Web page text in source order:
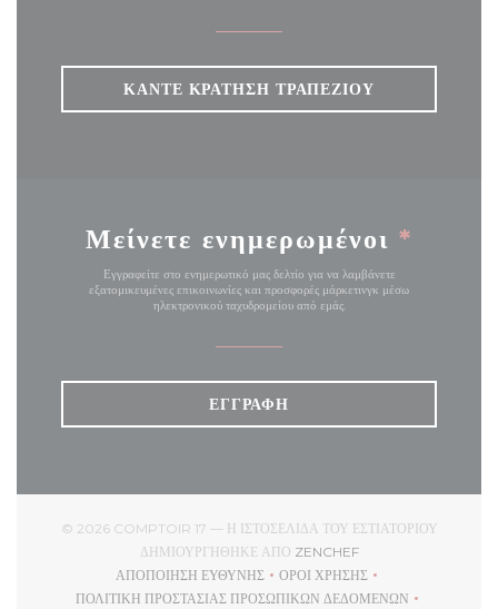
ΚΆΝΤΕ ΚΡΆΤΗΣΗ ΤΡΑΠΕΖΙΟΎ
Μείνετε ενημερωμένοι *
Εγγραφείτε στο ενημερωτικό μας δελτίο για να λαμβάνετε
εξατομικευμένες επικοινωνίες και προσφορές μάρκετινγκ μέσω
ηλεκτρονικού ταχυδρομείου από εμάς.
ΕΓΓΡΑΦΉ
© 2026 COMPTOIR 17 — Η ΙΣΤΟΣΕΛΊΔΑ ΤΟΥ ΕΣΤΙΑΤΟΡΊΟΥ
ΔΗΜΙΟΥΡΓΉΘΗΚΕ ΑΠΌ ZENCHEF((ΑΝΟΊΓΕΙ ΣΕ ΝΈΟ
ΑΠΟΠΟΊΗΣΗ ΕΥΘΎΝΗΣ
((ΑΝΟΊΓΕΙ ΣΕ ΝΈΟ ΠΑΡΆΘΥΡΟ))
ΌΡΟΙ ΧΡΉΣΗΣ
((ΑΝΟΊΓΕΙ ΣΕ ΝΈΟ
ΠΟΛΙΤΙΚΉ ΠΡΟΣΤΑΣΊΑΣ ΠΡΟΣΩΠΙΚΏΝ ΔΕΔΟΜΈΝΩΝ